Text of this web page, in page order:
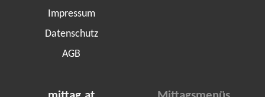
Impressum
Datenschutz
AGB